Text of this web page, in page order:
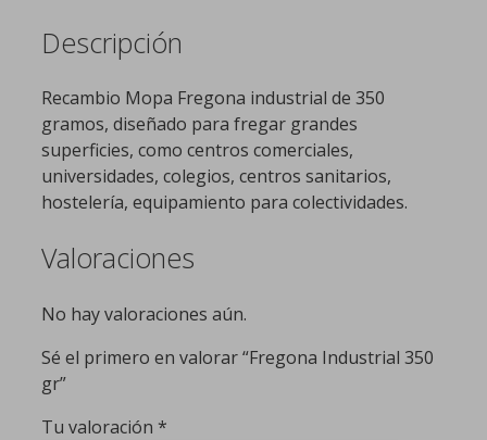
Descripción
Recambio Mopa Fregona industrial de 350
gramos, diseñado para fregar grandes
superficies, como centros comerciales,
universidades, colegios, centros sanitarios,
hostelería, equipamiento para colectividades.
Valoraciones
No hay valoraciones aún.
Sé el primero en valorar “Fregona Industrial 350
gr”
Tu valoración *